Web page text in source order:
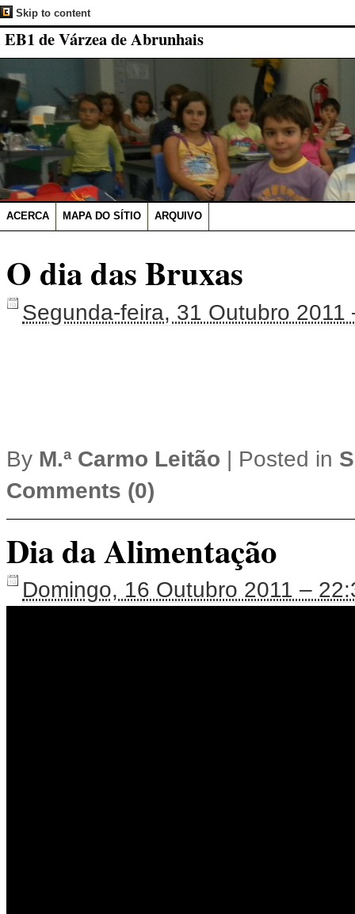
EB1 de Várzea de Abrunhais
Skip to content
ACERCA MAPA DO SÍTIO ARQUIVO
O dia das Bruxas
Segunda-feira, 31 Outubro 2011
By M.ª Carmo Leitão | Posted in
Comments (0)
Dia da Alimentação
Domingo, 16 Outubro 2011 –